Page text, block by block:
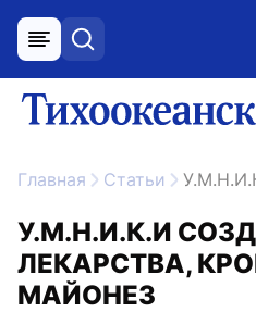
меню поиск
Главная Статьи У.М.Н.И.К.и
У.М.Н.И.К.И
ЛЕКАРСТВА,
МАЙОНЕЗ